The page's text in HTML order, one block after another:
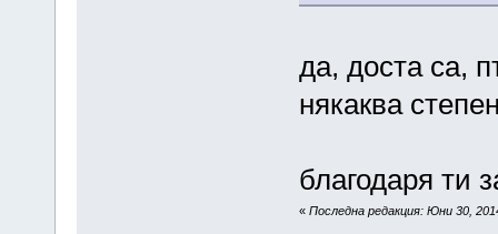
да, доста са,
някаква
благодаря ти
« Последна редакция: Юни 30,